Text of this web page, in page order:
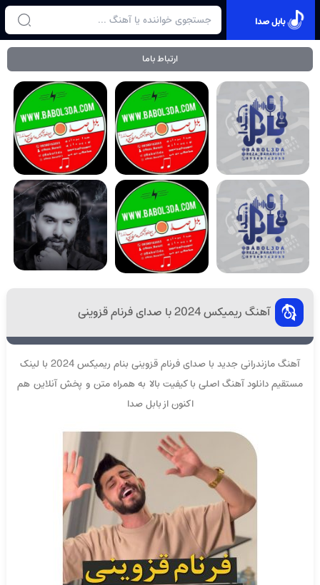
بابل صدا
ارتباط باما
آهنگ ریمیکس 2024 با صدای فرنام قزوینی
آهنگ مازندرانی جدید با صدای فرنام قزوینی بنام ریمیکس 2024 با لینک
مستقیم دانلود آهنگ اصلی با کیفیت بالا به همراه متن و پخش آنلاین هم
اکنون از بابل صدا